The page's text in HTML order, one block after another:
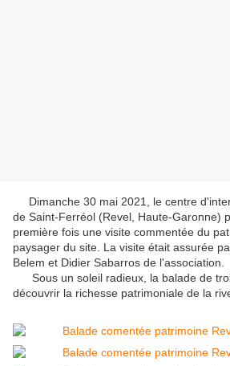
Dimanche 30 mai 2021, le centre
de Saint-Ferréol (Revel, Haute-Garonne)
première fois une visite commentée du
paysager du site. La visite était assurée
Belem et Didier Sabarros de l'association.
Sous un soleil radieux, la balade de
découvrir la richesse patrimoniale de la